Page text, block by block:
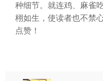
种细节。就连鸡、麻雀
栩如生，使读者也不禁
点赞！